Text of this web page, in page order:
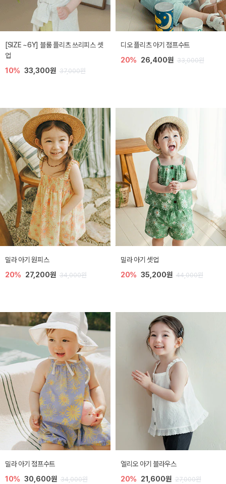
[SIZE ~6Y] 블룸 플리츠 쓰리피스 셋
업
10% 33,300원 37,000원
디오 플리츠 아기 점프수트
20% 26,400원 33,000원
밀라 아기 원피스
20% 27,200원 34,000원
밀라 아기 셋업
20% 35,200원 44,000원
밀라 아기 점프수트
10% 30,600원 34,000원
엘리오 아기 블라우스
20% 21,600원 27,000원